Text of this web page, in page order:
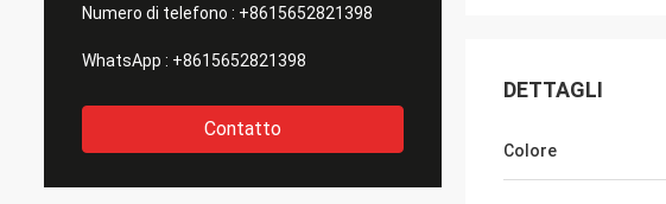
Numero di telefono : +8615652821398
WhatsApp : +8615652821398
Contatto
DETTAGLI
Colore